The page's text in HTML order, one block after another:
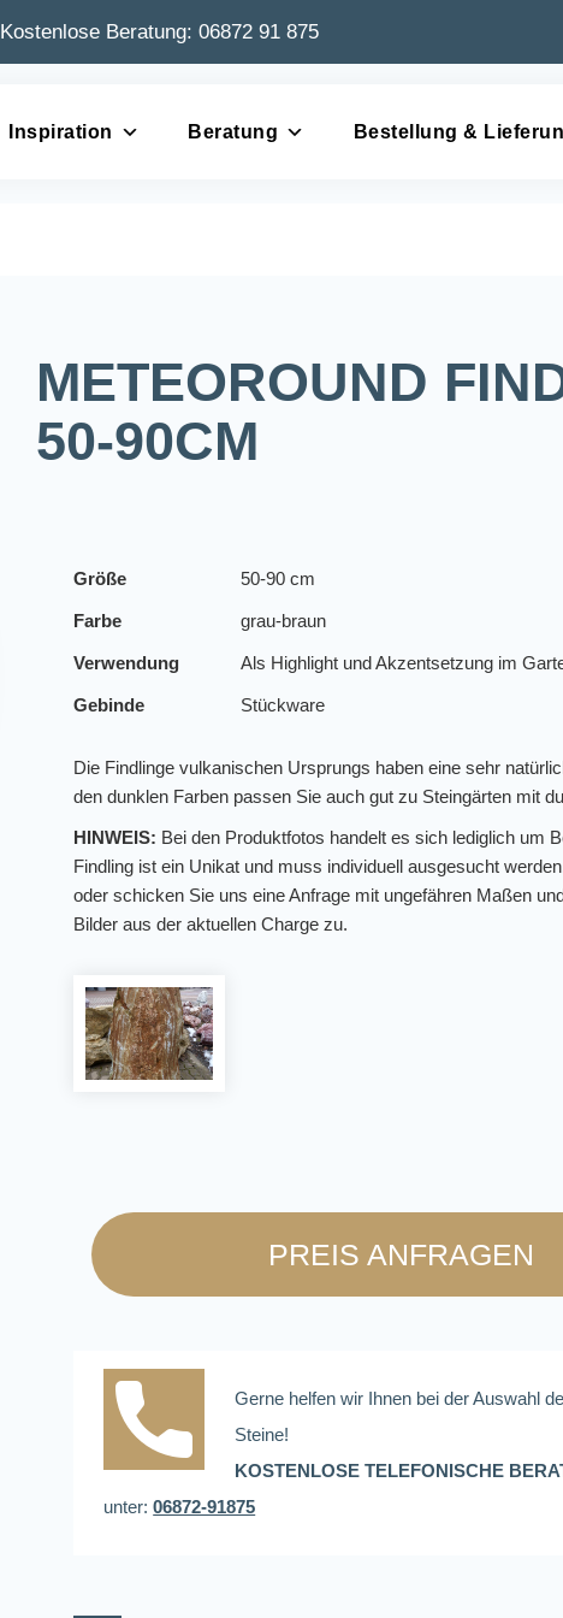
Kostenlose Beratung: 06872 91 875
Inspiration Beratung Bestellung &
METEOROUND
50-90CM
Größe 50-90 cm
Farbe grau-braun
Verwendung Als Highlight und Akzentsetzung im
Gebinde Stückware
Die Findlinge vulkanischen Ursprungs haben eine sehr
den dunklen Farben passen Sie auch gut zu Steingärten mit
HINWEIS: Bei den Produktfotos handelt es sich lediglich um
Findling ist ein Unikat und muss individuell ausgesucht
oder schicken Sie uns eine Anfrage mit ungefähren Maßen
Bilder aus der aktuellen Charge zu.
PREIS ANFRAGEN
Gerne helfen wir Ihnen bei der Auswahl
Steine!
KOSTENLOSE TELEFONISCHE
unter:06872-91875